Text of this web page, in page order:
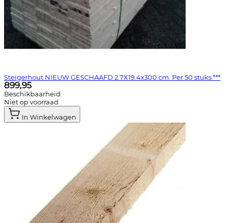
Steigerhout NIEUW GESCHAAFD 2.7X19.4x300 cm. Per 50 stuks.***
899,95
Beschikbaarheid:
Niet op voorraad
In Winkelwagen